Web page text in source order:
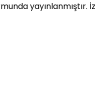
yayınlanmıştır.